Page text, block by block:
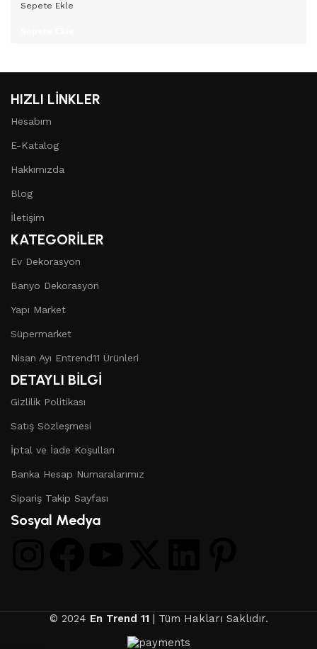
Sepete Ekle
HIZLI LİNKLER
Hesabım
E-Katalog
Hakkımızda
Blog
İletişim
KATEGORİLER
Ev Dekorasyon
Banyo Dekorasyon
Yapı Market
Süpermarket
Nisan Ayı Entrend11 Ürünleri
DETAYLI BİLGİ
Gizlilik Politikası
Satış Sözleşmesi
İptal ve İade Koşulları
Banka Hesap Numaralarımız
Sipariş Takip Sayfası
Sosyal Medya
© 2024 En Trend 11 | Tüm Hakları Saklıdır.